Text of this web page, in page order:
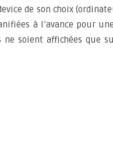
de son choix
à l’avance pour
ne soient affichées que